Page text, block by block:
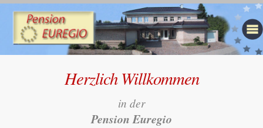
Herzlich Willkommen
in der
Pension Euregio